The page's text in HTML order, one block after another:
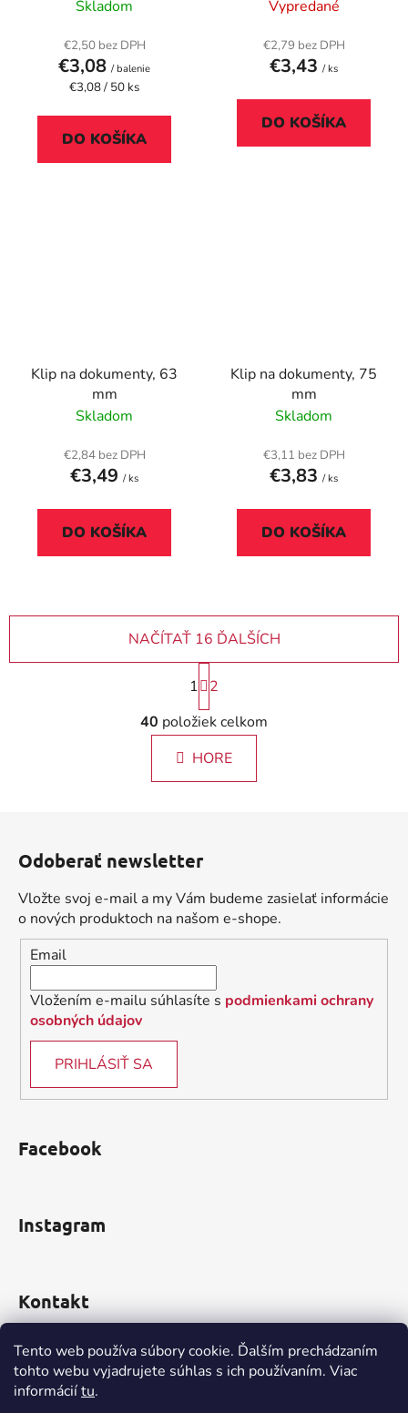
Tento web používa súbory cookie. Ďalším prechádzaním
tohto webu vyjadrujete súhlas s ich používaním. Viac
informáciítu.
RAPESCO,
Skladom
€2,50 bez DPH
€3,08 / balenie
Jednotková
€3,08 / 50 ks
DO KOŠÍKA
Vypredané
€2,79 bez DPH
€3,43 / ks
DO KOŠÍKA
Klip na dokumenty, 63
mm
Skladom
€2,84 bez DPH
€3,49 / ks
DO KOŠÍKA
Klip na dokumenty, 75
mm
Skladom
€3,11 bez DPH
€3,83 / ks
DO KOŠÍKA
O
v
l
á
d
e
p
r
v
k
y
v
ý
NAČÍTAŤ 16 ĎALŠÍCH
S
t
r
á
n
k
e
1
2
40 položiek celkom
HORE
Odoberať newsletter
Vložte svoj e-mail a my Vám budeme zasielať informácie
o nových produktoch na našom e-shope.
Email
Vložením e-mailu súhlasíte s podmienkami ochrany
osobných údajov
PRIHLÁSIŤ SA
Facebook
Instagram
Kontakt
obchod@incomp.sk
0910 999 552